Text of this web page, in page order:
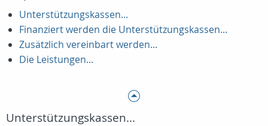
Unterstützungskassen...
Finanziert werden die Unterstützungskassen...
Zusätzlich vereinbart werden...
Die Leistungen...
Unterstützungskassen...